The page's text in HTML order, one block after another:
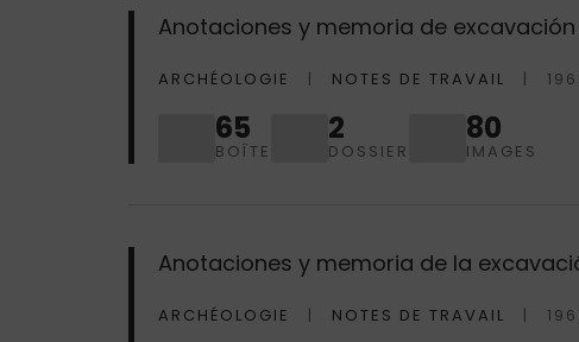
Anotaciones y memoria de
ARCHÉOLOGIE NOTES DE TRAVAIL
65
BOÎTE
2
DOSSIER
80
IMAGES
Anotaciones y memoria de la
ARCHÉOLOGIE NOTES DE TRAVAIL